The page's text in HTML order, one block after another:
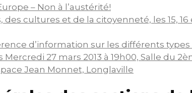
– Non à l’austérité!
cultures et de la citoyenneté, les 15, 16
d’information sur les différents types
27 mars 2013 à 19h00, Salle du
Jean Monnet, Longlaville